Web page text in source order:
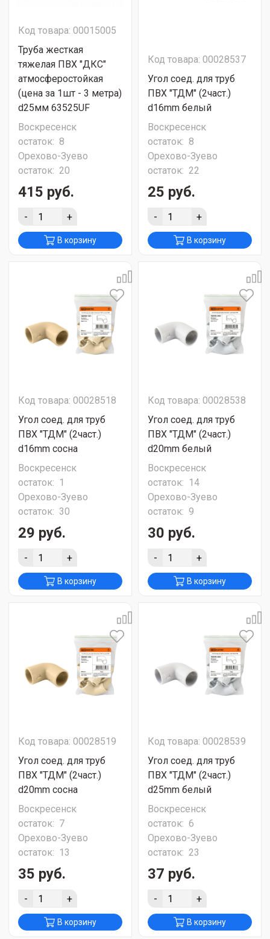
Код товара: 00015005
Труба жесткая
тяжелая ПВХ "ДКС"
атмосферостойкая
(цена за 1шт - 3 метра)
d25мм 63525UF
Воскресенск
остаток: 8
Орехово-Зуево
остаток: 20
415 руб.
- +
В корзину
Код товара: 00028537
Угол соед. для труб
ПВХ "ТДМ" (2част.)
d16mm белый
Воскресенск
остаток: 8
Орехово-Зуево
остаток: 22
25 руб.
- +
В корзину
Код товара: 00028518
Угол соед. для труб
ПВХ "ТДМ" (2част.)
d16mm сосна
Воскресенск
остаток: 1
Орехово-Зуево
остаток: 30
29 руб.
- +
В корзину
Код товара: 00028538
Угол соед. для труб
ПВХ "ТДМ" (2част.)
d20mm белый
Воскресенск
остаток: 14
Орехово-Зуево
остаток: 9
30 руб.
- +
В корзину
Код товара: 00028519
Угол соед. для труб
ПВХ "ТДМ" (2част.)
d20mm сосна
Воскресенск
остаток: 7
Орехово-Зуево
остаток: 13
35 руб.
- +
В корзину
Код товара: 00028539
Угол соед. для труб
ПВХ "ТДМ" (2част.)
d25mm белый
Воскресенск
остаток: 6
Орехово-Зуево
остаток: 23
37 руб.
- +
В корзину